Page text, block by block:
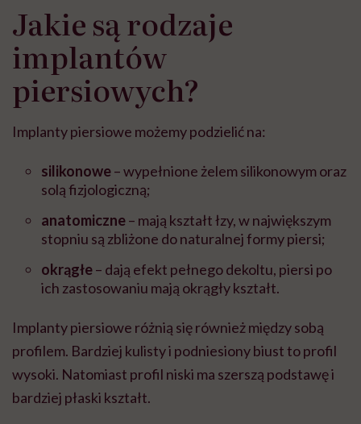
Jakie są rodzaje
implantów
piersiowych?
Implanty piersiowe możemy podzielić na:
silikonowe– wypełnione żelem silikonowym oraz
solą fizjologiczną;
anatomiczne– mają kształt łzy, w największym
stopniu są zbliżone do naturalnej formy piersi;
okrągłe– dają efekt pełnego dekoltu, piersi po
ich zastosowaniu mają okrągły kształt.
Implanty piersiowe różnią się również między sobą
profilem. Bardziej kulisty i podniesiony biust to profil
wysoki. Natomiast profil niski ma szerszą podstawę i
bardziej płaski kształt.